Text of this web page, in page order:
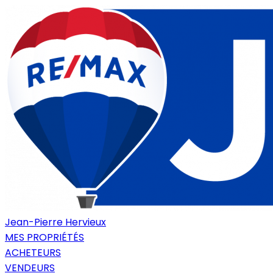
Jean-Pierre Hervieux
MES PROPRIÉTÉS
ACHETEURS
VENDEURS